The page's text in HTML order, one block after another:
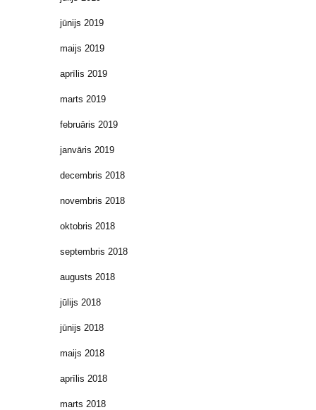
jūnijs 2019
maijs 2019
aprīlis 2019
marts 2019
februāris 2019
janvāris 2019
decembris 2018
novembris 2018
oktobris 2018
septembris 2018
augusts 2018
jūlijs 2018
jūnijs 2018
maijs 2018
aprīlis 2018
marts 2018